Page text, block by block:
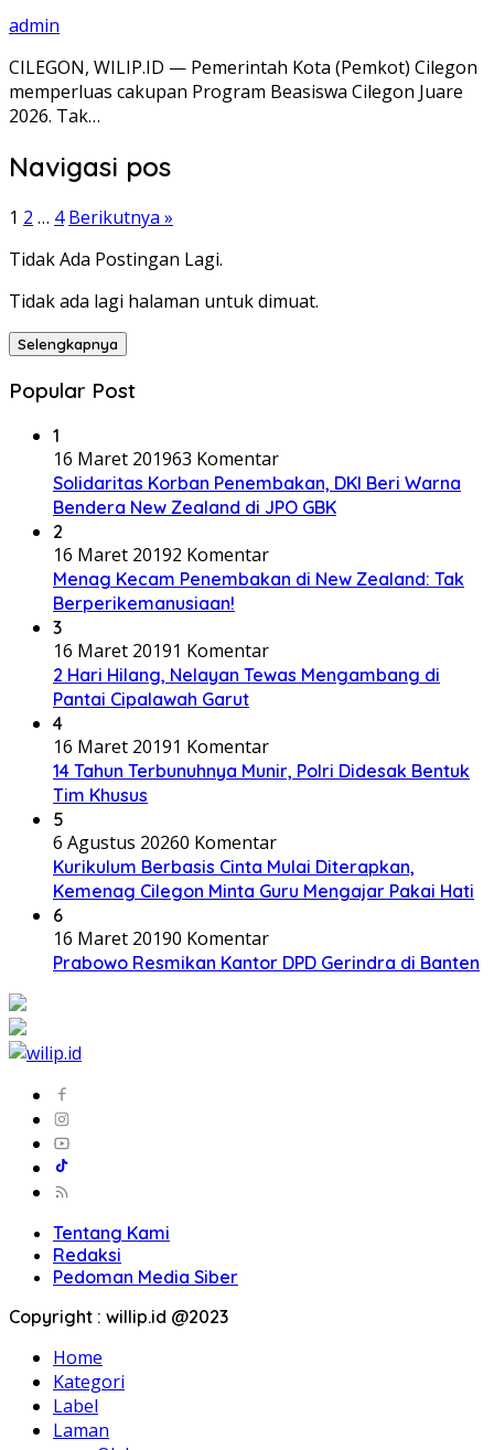
admin
CILEGON, WILIP.ID — Pemerintah Kota (Pemkot) Cilegon
memperluas cakupan Program Beasiswa Cilegon Juare
2026. Tak…
Navigasi pos
1 2 … 4 Berikutnya »
Tidak Ada Postingan Lagi.
Tidak ada lagi halaman untuk dimuat.
Selengkapnya
Popular Post
1
16 Maret 201963 Komentar
Solidaritas Korban Penembakan, DKI Beri Warna
Bendera New Zealand di JPO GBK
2
16 Maret 20192 Komentar
Menag Kecam Penembakan di New Zealand: Tak
Berperikemanusiaan!
3
16 Maret 20191 Komentar
2 Hari Hilang, Nelayan Tewas Mengambang di
Pantai Cipalawah Garut
4
16 Maret 20191 Komentar
14 Tahun Terbunuhnya Munir, Polri Didesak Bentuk
Tim Khusus
5
6 Agustus 20260 Komentar
Kurikulum Berbasis Cinta Mulai Diterapkan,
Kemenag Cilegon Minta Guru Mengajar Pakai Hati
6
16 Maret 20190 Komentar
Prabowo Resmikan Kantor DPD Gerindra di Banten
Tentang Kami
Redaksi
Pedoman Media Siber
Copyright : willip.id @2023
Home
Kategori
Label
Laman